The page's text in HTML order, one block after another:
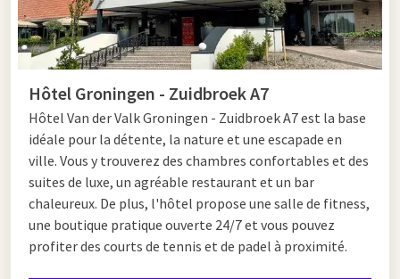
Hôtel Groningen - Zuidbroek A7
Hôtel Van der Valk Groningen - Zuidbroek A7 est la base
idéale pour la détente, la nature et une escapade en
ville. Vous y trouverez des chambres confortables et des
suites de luxe, un agréable restaurant et un bar
chaleureux. De plus, l'hôtel propose une salle de fitness,
une boutique pratique ouverte 24/7 et vous pouvez
profiter des courts de tennis et de padel à proximité.